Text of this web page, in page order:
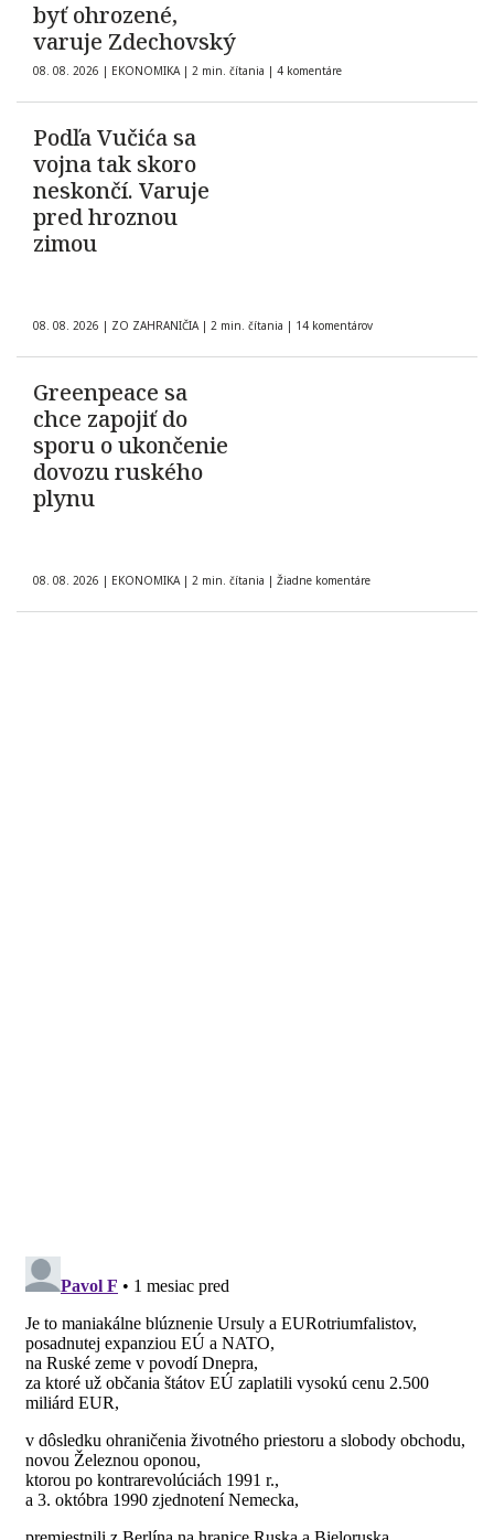
byť ohrozené,
varuje Zdechovský
08. 08. 2026 | EKONOMIKA | 2 min. čítania | 4 komentáre
Podľa Vučića sa
vojna tak skoro
neskončí. Varuje
pred hroznou
zimou
08. 08. 2026 | ZO ZAHRANIČIA | 2 min. čítania | 14 komentárov
Greenpeace sa
chce zapojiť do
sporu o ukončenie
dovozu ruského
plynu
08. 08. 2026 | EKONOMIKA | 2 min. čítania | Žiadne komentáre